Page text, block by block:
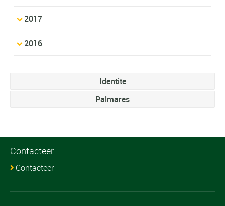
2017
2016
Identite
Palmares
Contacteer
Contacteer